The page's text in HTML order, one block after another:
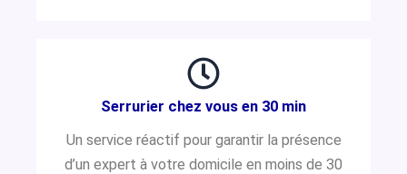
Serrurier chez vous en 30 min
Un service réactif pour garantir la présence
d’un expert à votre domicile en moins de 30